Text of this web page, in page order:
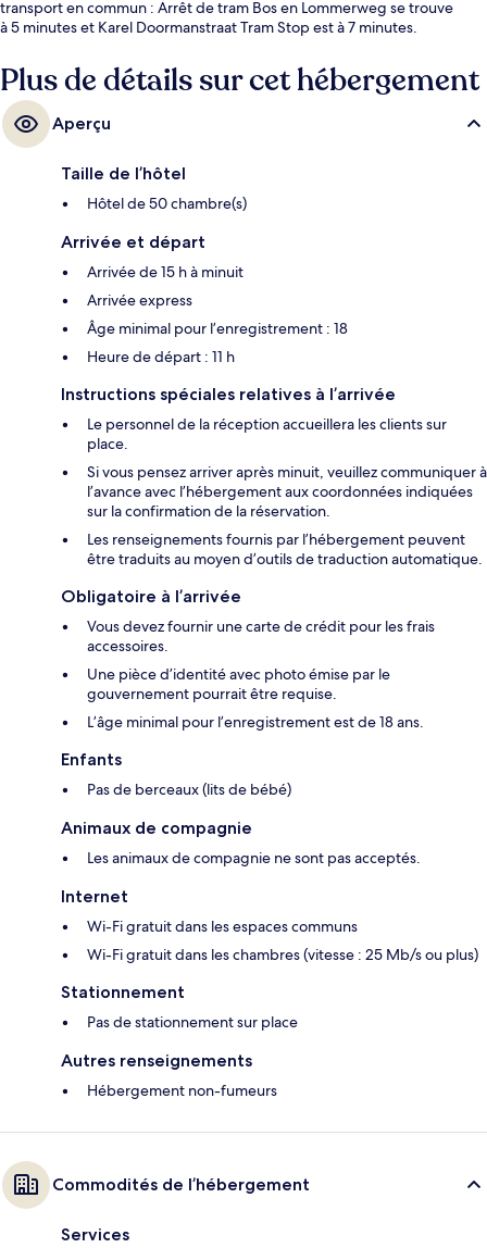
transport en commun : Arrêt de tram Bos en Lommerweg se trouve
à 5 minutes et Karel Doormanstraat Tram Stop est à 7 minutes.
Plus de détails sur cet hébergement
Aperçu
Taille de l’hôtel
Hôtel de 50 chambre(s)
Arrivée et départ
Arrivée de 15 h à minuit
Arrivée express
Âge minimal pour l’enregistrement : 18
Heure de départ : 11 h
Instructions spéciales relatives à l’arrivée
Le personnel de la réception accueillera les clients sur
place.
Si vous pensez arriver après minuit, veuillez communiquer à
l’avance avec l’hébergement aux coordonnées indiquées
sur la confirmation de la réservation.
Les renseignements fournis par l’hébergement peuvent
être traduits au moyen d’outils de traduction automatique.
Obligatoire à l’arrivée
Vous devez fournir une carte de crédit pour les frais
accessoires.
Une pièce d’identité avec photo émise par le
gouvernement pourrait être requise.
L’âge minimal pour l’enregistrement est de 18 ans.
Enfants
Pas de berceaux (lits de bébé)
Animaux de compagnie
Les animaux de compagnie ne sont pas acceptés.
Internet
Wi-Fi gratuit dans les espaces communs
Wi-Fi gratuit dans les chambres (vitesse : 25 Mb/s ou plus)
Stationnement
Pas de stationnement sur place
Autres renseignements
Hébergement non-fumeurs
Commodités de l’hébergement
Services